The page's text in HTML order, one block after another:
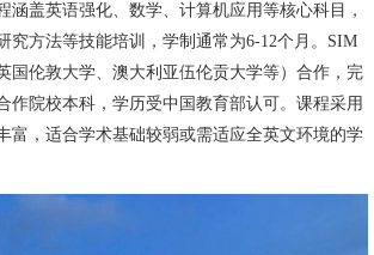
涵盖英语强化、数学、计算机应用等核心科目，
究方法等技能培训，学制通常为6-12个月。SIM
国伦敦大学、澳大利亚伍伦贡大学等）合作，完
作院校本科，学历受中国教育部认可。课程采用
富，适合学术基础较弱或需适应全英文环境的学